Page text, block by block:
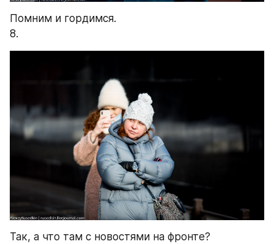
Помним и гордимся.
8.
Так, а что там с новостями на фронте?